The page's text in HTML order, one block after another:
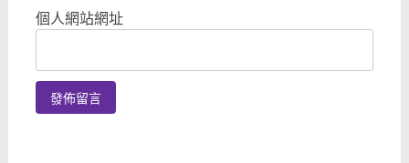
個人網站網址